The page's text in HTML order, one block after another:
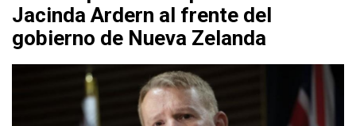
Jacinda Ardern al frente del
gobierno de Nueva Zelanda